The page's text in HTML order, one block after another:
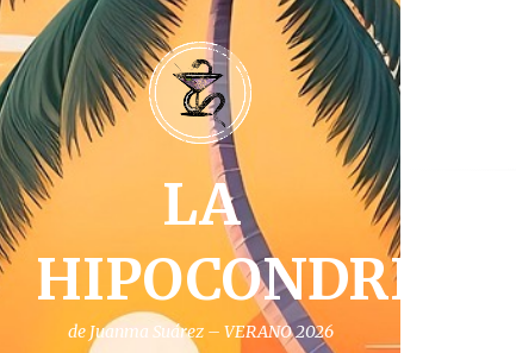
LA
HIPOCONDRIA
de Juanma Suárez – VERANO 2026